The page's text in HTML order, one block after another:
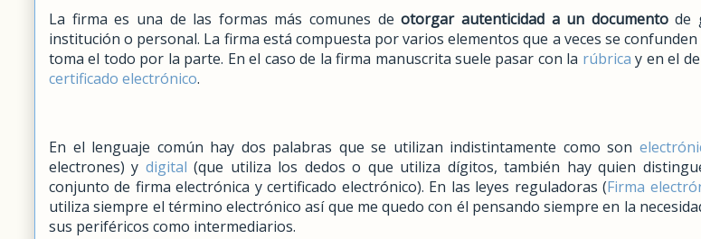
La firma es una de las formas más comunes deotorgar autenticidad a un documentode
institución o personal. La firma está compuesta por varios elementos que a veces se
toma el todo por la parte. En el caso de la firma manuscrita suele pasar con la rúbrica y en el
certificado electrónico.
En el lenguaje común hay dos palabras que se utilizan indistintamente como son
electrones) y digital (que utiliza los dedos o que utiliza dígitos, también hay quien
conjunto de firma electrónica y certificado electrónico). En las leyes reguladoras (Firma
utiliza siempre el término electrónico así que me quedo con él pensando siempre en la
sus periféricos como intermediarios.